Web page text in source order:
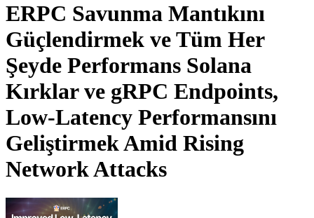
ERPC Savunma Mantıkını
Güçlendirmek ve Tüm Her
Şeyde Performans Solana
Kırklar ve gRPC Endpoints,
Low-Latency Performansını
Geliştirmek Amid Rising
Network Attacks